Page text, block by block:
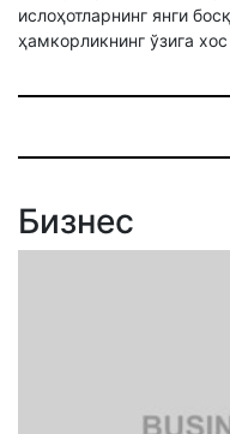
ислоҳотларнинг янги
ҳамкорликнинг ўзига
Бизнес